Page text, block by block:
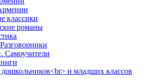
классики
романы
Самоучители
и младших классов